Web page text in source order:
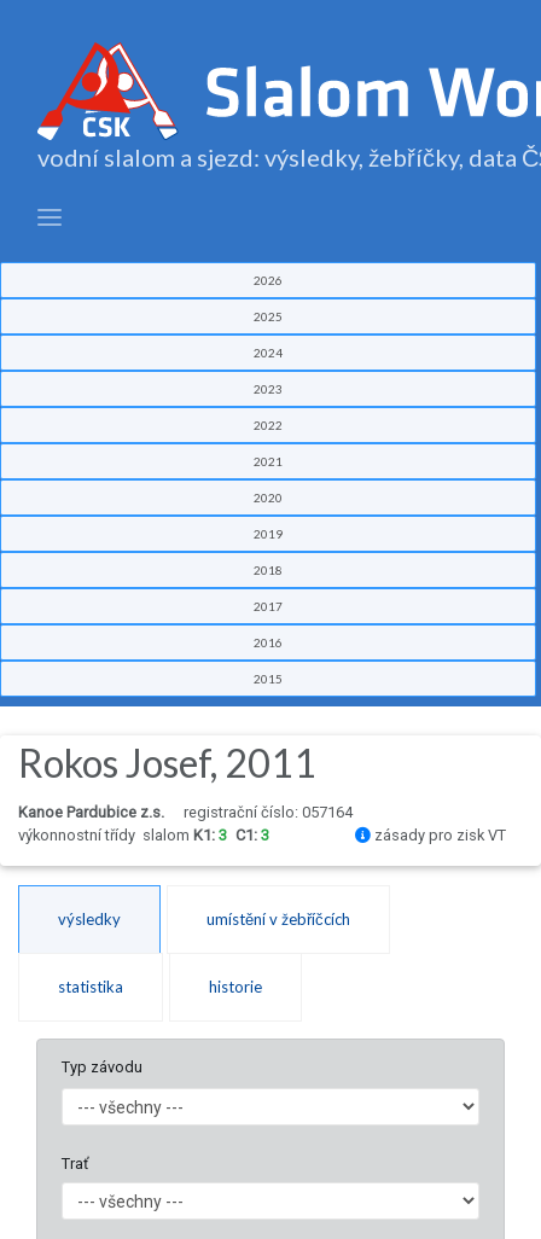
vodní slalom a sjezd: výsledky, žebříčky, data
2026
2025
2024
2023
2022
2021
2020
2019
2018
2017
2016
2015
Rokos Josef, 2011
Kanoe Pardubice z.s.
registrační číslo: 057164
výkonnostní třídy slalom K1: 3 C1: 3 zásady pro zisk VT
výsledky umístění v žebříčcích
statistika historie
Typ závodu
Trať